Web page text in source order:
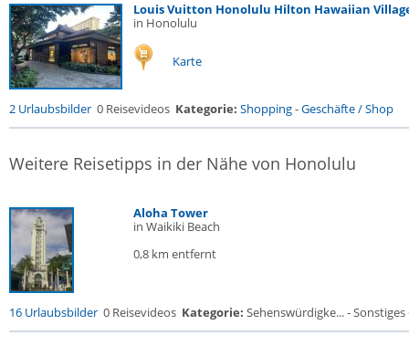
Louis Vuitton Honolulu Hilton Hawaiian
in Honolulu
Karte
2 Urlaubsbilder 0 Reisevideos Kategorie: Shopping-Geschäfte / Shop
Weitere Reisetipps in der Nähe von Honolulu
Aloha Tower
in Waikiki Beach
0,8 km entfernt
16 Urlaubsbilder 0 Reisevideos Kategorie: Sehenswürdigke... -